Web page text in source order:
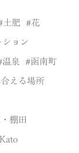
土肥 花
ション
温泉 函南町
える場所
棚田